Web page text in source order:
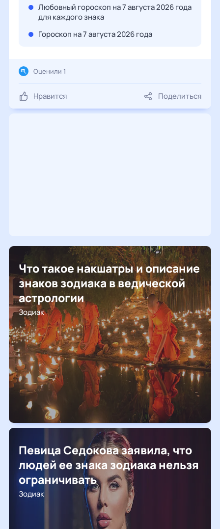
Любовный гороскоп на 7 августа 2026 года
для каждого знака
Гороскоп на 7 августа 2026 года
Нравится Поделиться
Оценили 1
Что такое накшатры и описание
знаков зодиака в ведической
астрологии
Зодиак
Певица Седокова заявила, что
людей ее знака зодиака нельзя
ограничивать
Зодиак